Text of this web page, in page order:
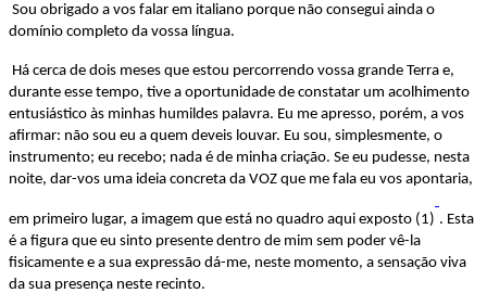
Sou obrigado a vos falar em italiano porque não consegui ainda o
domínio completo da vossa língua.
Há cerca de dois meses que estou percorrendo vossa grande Terra e,
durante esse tempo, tive a oportunidade de constatar um acolhimento
entusiástico às minhas humildes palavra. Eu me apresso, porém, a vos
afirmar: não sou eu a quem deveis louvar. Eu sou, simplesmente, o
instrumento; eu recebo; nada é de minha criação. Se eu pudesse, nesta
noite, dar-vos uma ideia concreta da VOZ que me fala eu vos apontaria,
em primeiro lugar, a imagem que está no quadro aqui exposto (1) . Esta
é a figura que eu sinto presente dentro de mim sem poder vê-la
fisicamente e a sua expressão dá-me, neste momento, a sensação viva
da sua presença neste recinto.